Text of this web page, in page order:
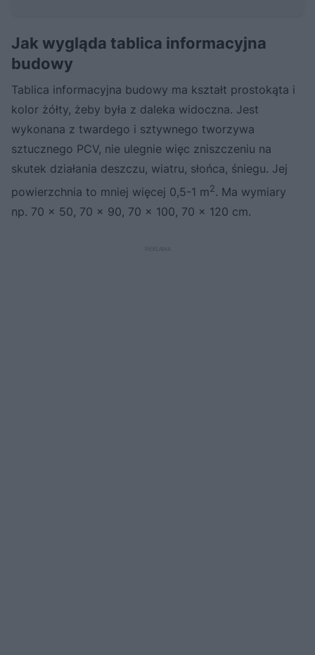
Jak wygląda tablica informacyjna
budowy
Tablica informacyjna budowy ma kształt prostokąta i
kolor żółty, żeby była z daleka widoczna. Jest
wykonana z twardego i sztywnego tworzywa
sztucznego PCV, nie ulegnie więc zniszczeniu na
skutek działania deszczu, wiatru, słońca, śniegu. Jej
powierzchnia to mniej więcej 0,5-1 m2. Ma wymiary
np. 70 x 50, 70 x 90, 70 x 100, 70 x 120 cm.